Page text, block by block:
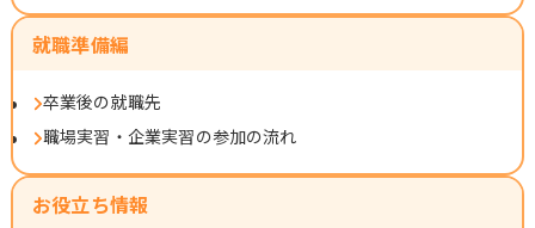
就職準備編
卒業後の就職先
職場実習・企業実習の参加の流れ
お役立ち情報